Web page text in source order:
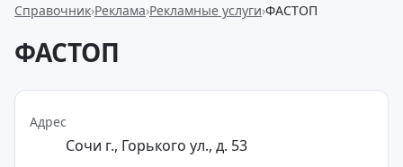
Справочник Реклама Рекламные услуги ФАСТОП
ФАСТОП
Адрес
Сочи г., Горького ул., д. 53